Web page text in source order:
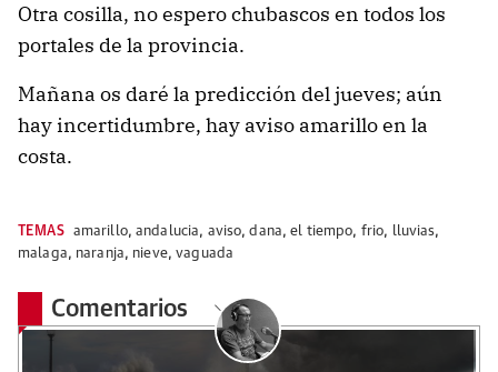
Otra cosilla, no espero chubascos en todos los
portales de la provincia.
Mañana os daré la predicción del jueves; aún
hay incertidumbre, hay aviso amarillo en la
costa.
TEMAS amarillo,andalucia, aviso,dana,el tiempo, frio, lluvias,
malaga, naranja, nieve,vaguada
Comentarios